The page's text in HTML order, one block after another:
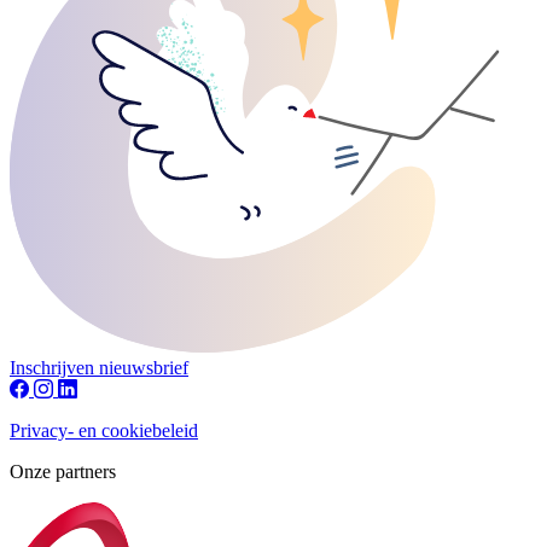
Inschrijven nieuwsbrief
Privacy- en cookiebeleid
Onze partners